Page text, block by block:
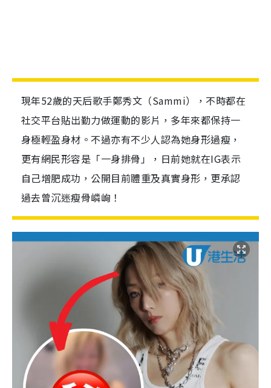
現年52歲的天后歌手鄭秀文（Sammi），不時都在
社交平台貼出勤力做運動的影片，多年來都保持一
身極輕盈身材。不過亦有不少人認為她身形過瘦，
更有網民形容是「一身排骨」，日前她就在IG表示
自己增肥成功，公開目前體重及真實身形，更承認
過去曾沉迷瘦骨嶙峋！